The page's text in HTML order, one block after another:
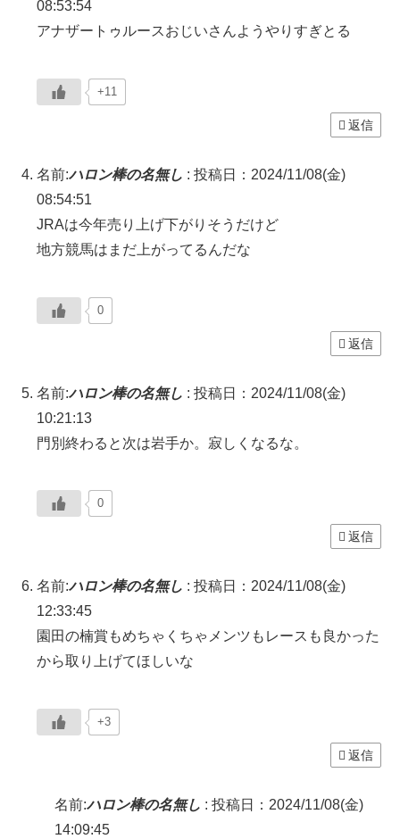
08:53:54
アナザートゥルースおじいさんようやりすぎとる
+11
返信
名前:ハロン棒の名無し : 投稿日：2024/11/08(金)
08:54:51
JRAは今年売り上げ下がりそうだけど
地方競馬はまだ上がってるんだな
0
返信
名前:ハロン棒の名無し : 投稿日：2024/11/08(金)
10:21:13
門別終わると次は岩手か。寂しくなるな。
0
返信
名前:ハロン棒の名無し : 投稿日：2024/11/08(金)
12:33:45
園田の楠賞もめちゃくちゃメンツもレースも良かった
から取り上げてほしいな
+3
返信
名前:ハロン棒の名無し : 投稿日：2024/11/08(金)
14:09:45